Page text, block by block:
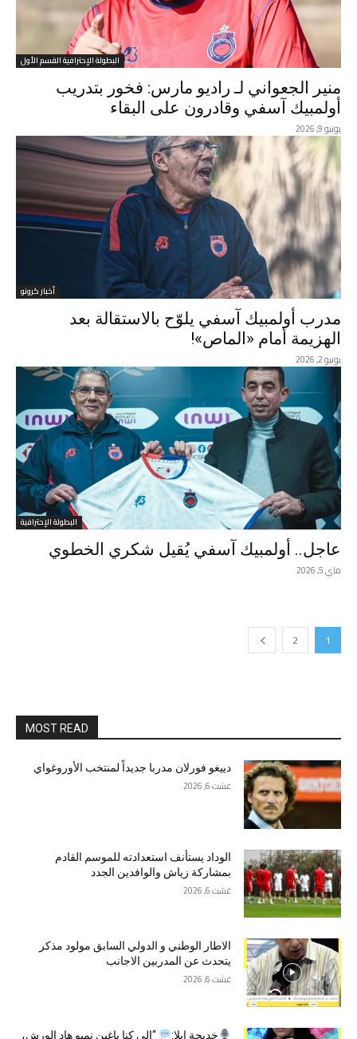
البطولة الإحترافية القسم الأول
منير الجعواني لـ راديو مارس: فخور بتدريب
أولمبيك آسفي وقادرون على البقاء
يونيو 9, 2026
أخبار كرونو
مدرب أولمبيك آسفي يلوّح بالاستقالة بعد
الهزيمة أمام «الماص»!
يونيو 2, 2026
البطولة الإحترافية
عاجل.. أولمبيك آسفي يُقيل شكري الخطوي
ماي 5, 2026
1
2
MOST READ
دييغو فورلان مدربا جديداً لمنتخب الأوروغواي
غشت 6, 2026
الوداد يستأنف استعدادته للموسم القادم
بمشاركة زياش والوافدين الجدد
غشت 6, 2026
الاطار الوطني و الدولي السابق مولود مذكر
يتحدث عن المدربين الاجانب
غشت 6, 2026
خديجة إيلا: “إلى كنا باغين نميو هاد الورش،